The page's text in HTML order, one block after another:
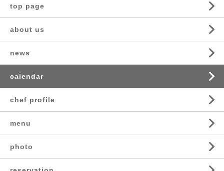
top page
about us
news
calendar
chef profile
menu
photo